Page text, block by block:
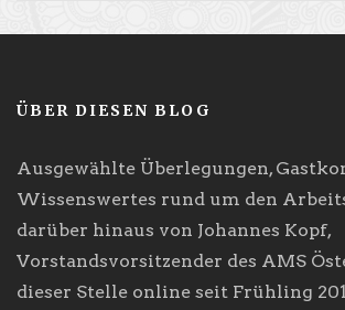
ÜBER DIESEN BLOG
Ausgewählte Überlegungen,
Wissenswertes rund um den
darüber hinaus von Johannes Kopf,
Vorstandsvorsitzender des AMS
dieser Stelle online seit Frühling